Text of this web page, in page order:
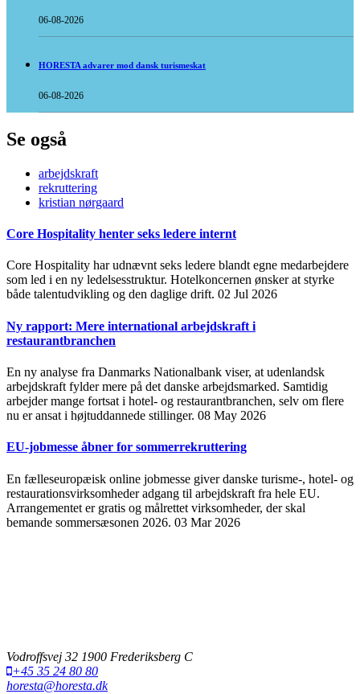
06-08-2026
HORESTA advarer mod dansk turismeskat
06-08-2026
Se også
arbejdskraft
rekruttering
kristian nørgaard
Core Hospitality henter seks ledere internt
Core Hospitality har udnævnt seks ledere blandt egne medarbejdere
som led i en ny ledelsesstruktur. Hotelkoncernen ønsker at styrke
både talentudvikling og den daglige drift. 02 Jul 2026
Ny rapport: Mere international arbejdskraft i
restaurantbranchen
En ny analyse fra Danmarks Nationalbank viser, at udenlandsk
arbejdskraft fylder mere på det danske arbejdsmarked. Samtidig
arbejder mange fortsat i hotel- og restaurantbranchen, selv om flere
nu er ansat i højtuddannede stillinger. 08 May 2026
EU-jobmesse åbner for sommerrekruttering
En fælleseuropæisk online jobmesse giver danske turisme-, hotel- og
restaurationsvirksomheder adgang til arbejdskraft fra hele EU.
Arrangementet er gratis og målrettet virksomheder, der skal
bemande sommersæsonen 2026. 03 Mar 2026
Vodroffsvej 32 1900 Frederiksberg C
+45 35 24 80 80
horesta@horesta.dk